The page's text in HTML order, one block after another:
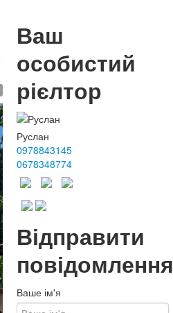
Ваш
особистий
рієлтор
Руслан
0978843145
0678348774
Відправити
повідомлення
Ваше ім'я